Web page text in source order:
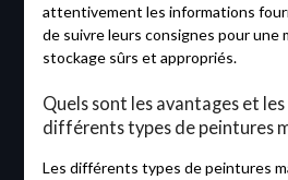
attentivement les informations
de suivre leurs consignes pour une
stockage sûrs et appropriés.
Quels sont les avantages et
différents types de peintures
Les différents types de peintures